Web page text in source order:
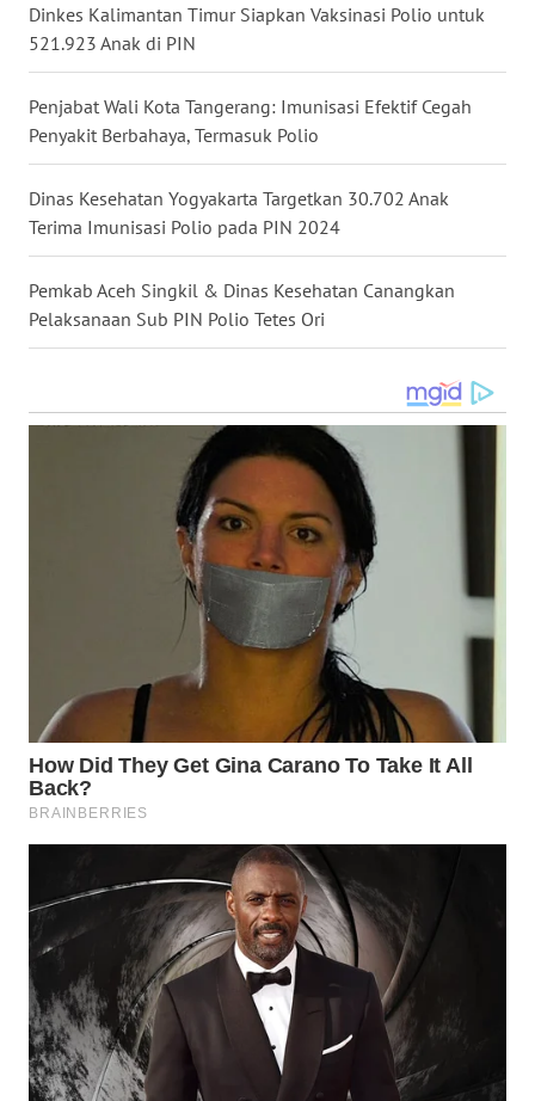
Dinkes Kalimantan Timur Siapkan Vaksinasi Polio untuk
521.923 Anak di PIN
Penjabat Wali Kota Tangerang: Imunisasi Efektif Cegah
Penyakit Berbahaya, Termasuk Polio
Dinas Kesehatan Yogyakarta Targetkan 30.702 Anak
Terima Imunisasi Polio pada PIN 2024
Pemkab Aceh Singkil & Dinas Kesehatan Canangkan
Pelaksanaan Sub PIN Polio Tetes Ori
WN
MALUT
WN
DAIRI
WN
DANAU
NIAS
LANGKAT
WN
KARO
WN
SIMALUNGUN
WN
LABUHANBATU
WN
TAPANULI
TENGAH
WN DELI